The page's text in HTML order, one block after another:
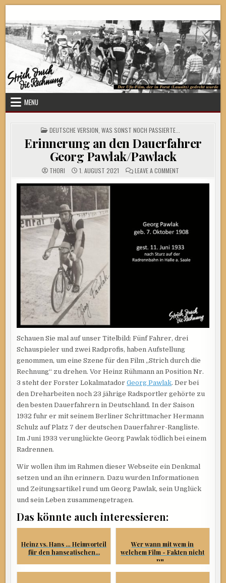
content
Strich durch die Rechnung
MENU
POSTED
IN
DEUTSCHE VERSION WAS SONST NOCH PASSIERTE...
Erinnerung an den Dauerfahrer
Georg Pawlak/Pawlack
THORI 1. AUGUST 2021 LEAVE A COMMENT
AN
Schauen Sie mal auf unser Titelbild: Fünf Fahrer, drei
Schauspieler und zwei Radprofis, haben Aufstellung
genommen, um eine Szene für den Film „Strich durch die
Rechnung“ zu drehen. Vor Heinz Rühmann an Position Nr.
3 steht der Forster LokalmatadorGeorg Pawlak. Der bei
den Dreharbeiten noch 23 jährige Radsportler gehörte zu
den besten Dauerfahrern in Deutschland. In der Saison
1932 fuhr er mit seinem Berliner Schrittmacher Hermann
Schulz auf Platz 7 der deutschen Dauerfahrer-Rangliste.
Im Juni 1933 verunglückte Georg Pawlak tödlich bei einem
Radrennen.
Wir wollen ihm im Rahmen dieser Webseite ein Denkmal
setzen und an ihn erinnern. Dazu wurden Informationen
und Zeitungsartikel rund um Georg Pawlak, sein Unglück
und sein Leben zusammengetragen.
Das könnte auch interessieren:
Heinz vs. Hans … Heimvorteil
für den hanseatischen...
Wer wann mit wem in
welchem Film - Fakten nicht
nu...